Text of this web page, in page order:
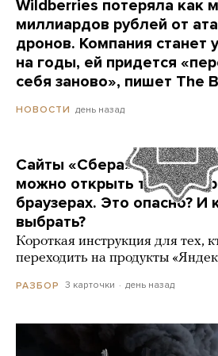
Wildberries потеряла как
миллиардов рублей от
дронов. Компания станет
на годы, ей придется
себя заново», пишет The
НОВОСТИ день назад
Сайты «Сбера» и других
можно открыть только в
браузерах. Это опасно? И
выбрать?
Короткая инструкция для тех,
переходить на продукты
РАЗБОР 3 карточки день назад